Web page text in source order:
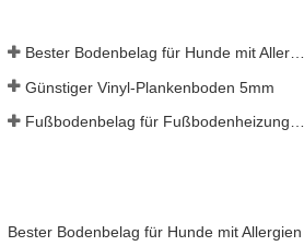
Bester Bodenbelag für Hunde mit Allergien
Günstiger Vinyl-Plankenboden 5mm
Bester Bodenbelag für Hunde mit Allergien